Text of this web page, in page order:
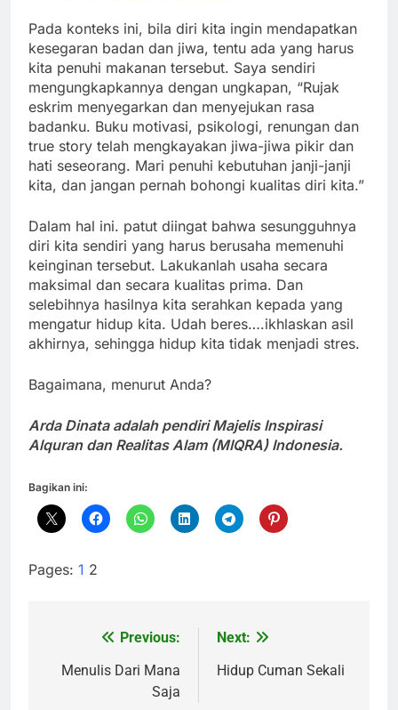
Pada konteks ini, bila diri kita ingin mendapatkan
kesegaran badan dan jiwa, tentu ada yang harus
kita penuhi makanan tersebut. Saya sendiri
mengungkapkannya dengan ungkapan, “Rujak
eskrim menyegarkan dan menyejukan rasa
badanku. Buku motivasi, psikologi, renungan dan
true story telah mengkayakan jiwa-jiwa pikir dan
hati seseorang. Mari penuhi kebutuhan janji-janji
kita, dan jangan pernah bohongi kualitas diri kita.”
Dalam hal ini. patut diingat bahwa sesungguhnya
diri kita sendiri yang harus berusaha memenuhi
keinginan tersebut. Lakukanlah usaha secara
maksimal dan secara kualitas prima. Dan
selebihnya hasilnya kita serahkan kepada yang
mengatur hidup kita. Udah beres….ikhlaskan asil
akhirnya, sehingga hidup kita tidak menjadi stres.
Bagaimana, menurut Anda?
Arda Dinata adalah pendiri Majelis Inspirasi
Alquran dan Realitas Alam (MIQRA) Indonesia.
Bagikan ini:
Pages: 1 2
Navigasi
pos
Previous:
Menulis Dari Mana
Saja
Next:
Hidup Cuman Sekali